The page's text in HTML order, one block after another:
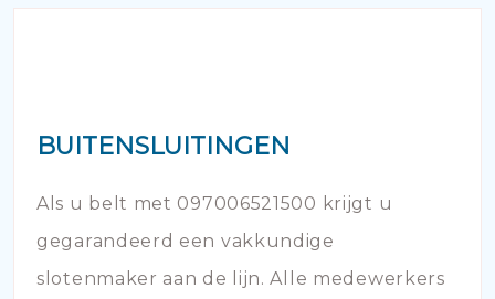
BUITENSLUITINGEN
Als u belt met 097006521500 krijgt u
gegarandeerd een vakkundige
slotenmaker aan de lijn. Alle medewerkers